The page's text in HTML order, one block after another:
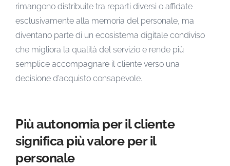
rimangono distribuite tra reparti diversi o affidate
esclusivamente alla memoria del personale, ma
diventano parte di un ecosistema digitale condiviso
che migliora la qualità del servizio e rende più
semplice accompagnare il cliente verso una
decisione d’acquisto consapevole.
Più autonomia per il cliente
significa più valore per il
personale